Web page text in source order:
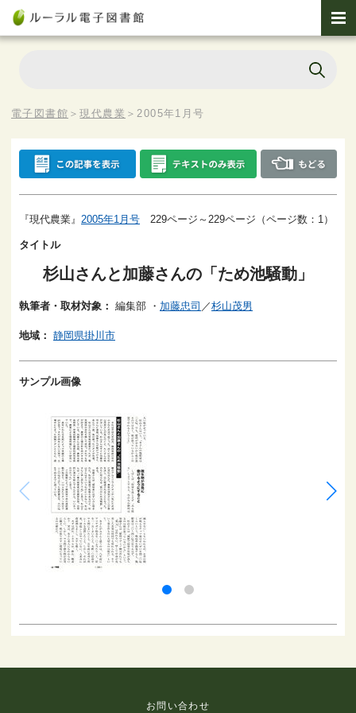
電子図書館 ＞現代農業 ＞2005年1月号
『現代農業』 2005年1月号 229ページ～229ページ（ページ数：1）
タイトル
杉山さんと加藤さんの「ため池騒動」
執筆者・取材対象： 編集部 ・ 加藤忠司 ／杉山茂男
地域： 静岡県掛川市
サンプル画像
お問い合わせ